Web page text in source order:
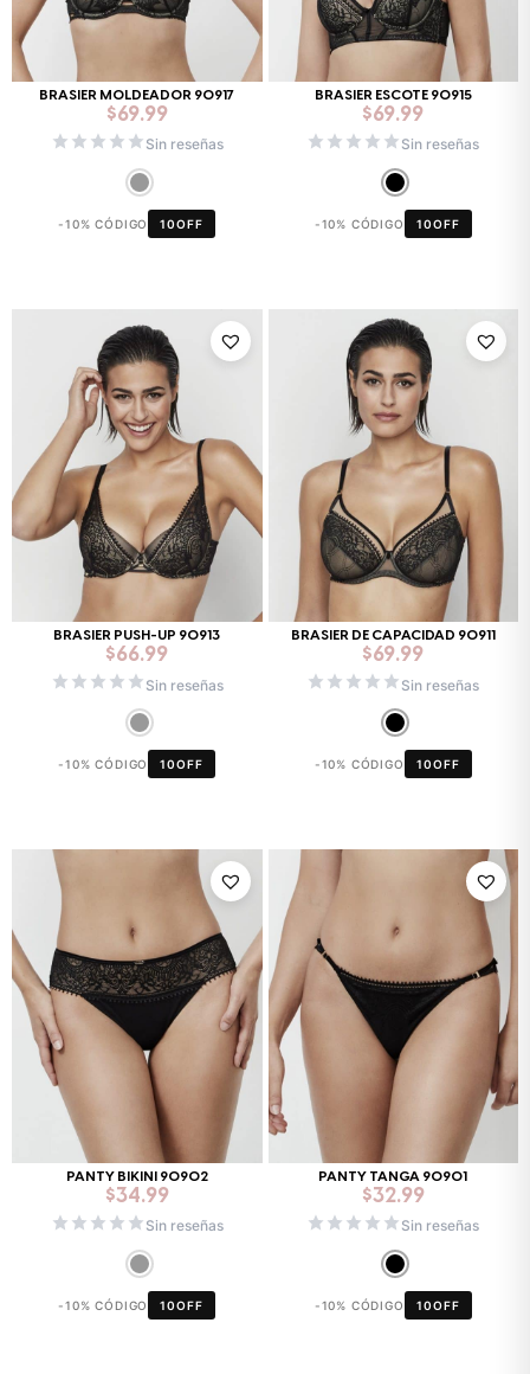
BRASIER MOLDEADOR 90917
$69.99
Sin reseñas
-10% CÓDIGO 10OFF
BRASIER ESCOTE 90915
$69.99
Sin reseñas
-10% CÓDIGO 10OFF
BRASIER PUSH-UP 90913
$66.99
Sin reseñas
-10% CÓDIGO 10OFF
BRASIER DE CAPACIDAD 90911
$69.99
Sin reseñas
-10% CÓDIGO 10OFF
PANTY BIKINI 90902
$34.99
Sin reseñas
-10% CÓDIGO 10OFF
PANTY TANGA 90901
$32.99
Sin reseñas
-10% CÓDIGO 10OFF